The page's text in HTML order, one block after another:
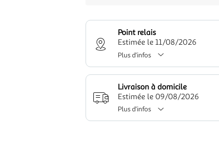
Point relais
Estimée le 11/08/2026
Plus d'infos
Livraison à domicile
Estimée le 09/08/2026
Plus d'infos